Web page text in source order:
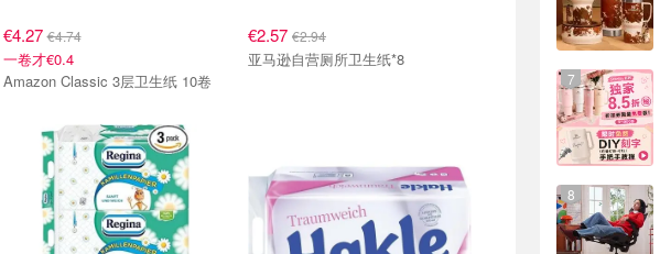
€4.27€4.74
一卷才€0.4
Amazon Classic 3层卫生纸 10卷
€2.57 €2.94
亚马逊自营厕所卫生纸*8